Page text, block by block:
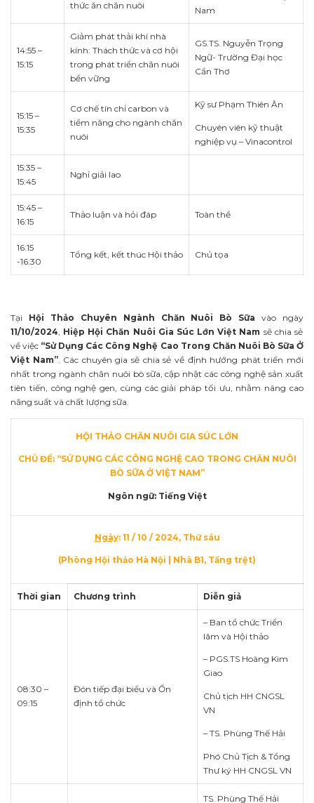
thức ăn chăn nuôi
Nam
14:55 –
15:15
Giảm phát thải khí nhà
kính: Thách thức và cơ hội
trong phát triển chăn nuôi
bền vững
GS.TS. Nguyễn Trọng
Ngữ- Trường Đại học
Cần Thơ
15:15 –
15:35
Cơ chế tín chỉ carbon và
tiềm năng cho ngành chăn
nuôi
Kỹ sư Phạm Thiên Ân
Chuyên viên kỹ thuật
nghiệp vụ – Vinacontrol
15:35 –
15:45
Nghỉ giải lao
15:45 –
16:15
Thảo luận và hỏi đáp Toàn thể
16:15
-16:30
Tổng kết, kết thúc Hội thảo Chủ tọa
Tại Hội Thảo Chuyên Ngành Chăn Nuôi Bò Sữavào ngày
11/10/2024 Hiệp Hội Chăn Nuôi Gia Súc Lớn Việt Nam sẽ chia sẻ
về việc “Sử Dụng Các Công Nghệ Cao Trong Chăn Nuôi Bò Sữa Ở
Việt Nam”. Các chuyên gia sẽ chia sẻ về định hướng phát triển mới
nhất trong ngành chăn nuôi bò sữa, cập nhật các công nghệ sản xuất
tiên tiến, công nghệ gen, cùng các giải pháp tối ưu, nhằm nâng cao
năng suất và chất lượng sữa.
HỘI THẢO CHĂN NUÔI GIA SÚC LỚN
CHỦ ĐỀ: “SỬ DỤNG CÁC CÔNG NGHỆ CAO TRONG CHĂN NUÔI
BÒ SỮA Ở VIỆT NAM”
Ngôn ngữ: Tiếng Việt
Ngày: 11 / 10 / 2024, Thứ sáu
(Phòng Hội thảo Hà Nội | Nhà B1, Tầng trệt)
Thời gian Chương trình Diễn giả
08:30 –
09:15
Đón tiếp đại biểu và Ổn
định tổ chức
– Ban tổ chức Triển
lãm và Hội thảo
– PGS.TS Hoàng Kim
Giao
Chủ tịch HH CNGSL
VN
– TS. Phùng Thế Hải
Phó Chủ Tịch & Tổng
Thư ký HH CNGSL VN
TS. Phùng Thế Hải